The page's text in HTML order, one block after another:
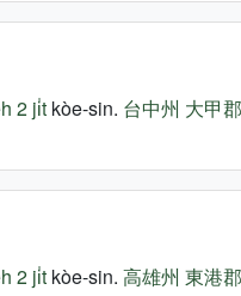
2 ji̍t kòe-sin. 台中州 大甲郡
2 ji̍t kòe-sin.高雄州 東港郡